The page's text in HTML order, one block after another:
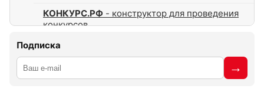
КОНКУРС.РФ - конструктор для проведения
конкурсов
Подписка